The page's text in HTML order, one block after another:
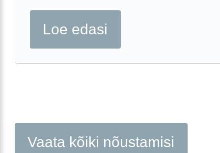
Loe edasi
Vaata kõiki nõustamisi